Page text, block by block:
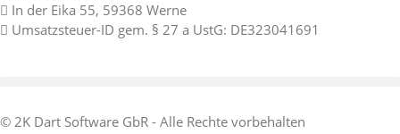
In der Eika 55, 59368 Werne
Umsatzsteuer-ID gem. § 27 a UstG: DE323041691
© 2K Dart Software GbR - Alle Rechte vorbehalten